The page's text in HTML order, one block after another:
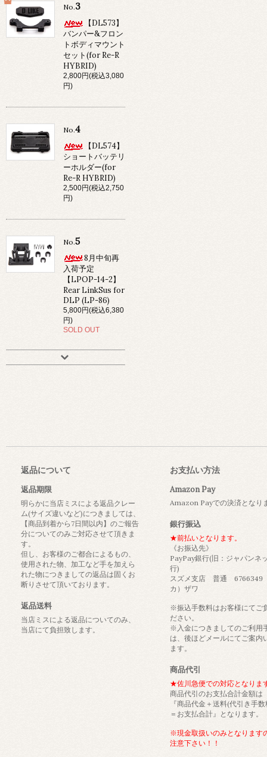
No.3
【DL573】
バンパー&フロン
トボディマウント
セット(for Re-R
HYBRID)
2,800円(税込3,080
円)
No.4
【DL574】
ショートバッテリ
ーホルダー(for
Re-R HYBRID)
2,500円(税込2,750
円)
No.5
8月中旬再
入荷予定
【LPOP-14-2】
Rear LinkSus for
DLP (LP-86)
5,800円(税込6,380
円)
SOLD OUT
返品について
返品期限
明らかに当店ミスによる返品クレー
ム(サイズ違いなど)につきましては、
【商品到着から7日間以内】のご報告
分についてのみご対応させて頂きま
す。
但し、お客様のご都合によるもの、
使用された物、加工など手を加えら
れた物につきましての返品は固くお
断りさせて頂いております。
返品送料
当店ミスによる返品についてのみ、
当店にて負担致します。
お支払い方法
Amazon Pay
Amazon Payでの決済となり
銀行振込
★前払いとなります。
《お振込先》
PayPay銀行(旧：ジャパンネ
行)
スズメ支店 普通 6766349
カ）ザワ
※振込手数料はお客様にてご
ださい。
※入金につきましてのご利用
は、後ほどメールにてご案内
ます。
商品代引
★佐川急便での対応となりま
商品代引のお支払合計金額は
『商品代金＋送料(代引き手
＝お支払合計』となります。
※現金取扱いのみとなります
注意下さい！！